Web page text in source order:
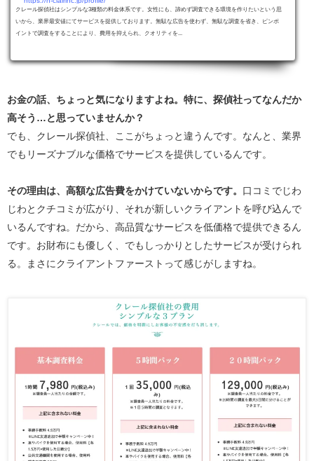
クレール探偵社はシンプルな3種類の料金体系です。女性にも、諦めず調査できる環境を作りたいという思
いから、業界最安値にてサービスを提供しております。無駄な広告を使わず、無駄な調査を省き、ピンポ
イントで調査をすることにより、費用を抑えられ、クオリティを...
お金の話、ちょっと気になりますよね。特に、探偵社ってなんだか
高そう…と思っていませんか？
でも、クレール探偵社、ここがちょっと違うんです。なんと、業界
でもリーズナブルな価格でサービスを提供しているんです。
その理由は、高額な広告費をかけていないからです。 口コミでじわ
じわとクチコミが広がり、それが新しいクライアントを呼び込んで
いるんですね。だから、高品質なサービスを低価格で提供できるん
です。お財布にも優しく、でもしっかりとしたサービスが受けられ
る。まさにクライアントファーストって感じがしますね。